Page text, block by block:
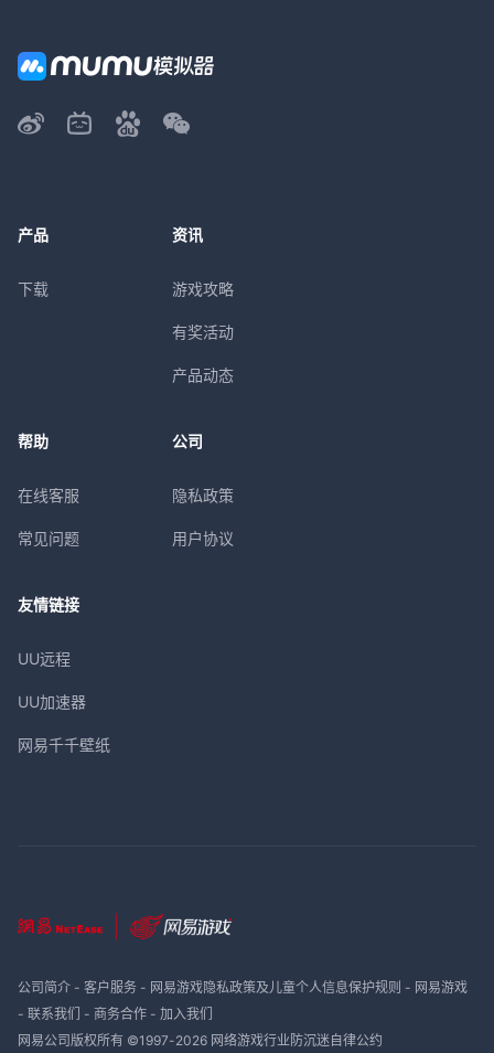
产品
下载
资讯
游戏攻略
有奖活动
产品动态
帮助
在线客服
常见问题
公司
隐私政策
用户协议
友情链接
UU远程
UU加速器
网易千千壁纸
公司简介- 客户服务- 网易游戏隐私政策及儿童个人信息保护规则 - 网易游戏
- 联系我们 - 商务合作- 加入我们
网易公司版权所有 ©1997-2026 网络游戏行业防沉迷自律公约